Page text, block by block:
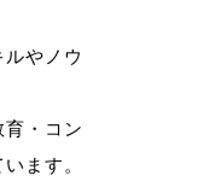
やノウ
・コン
ます。